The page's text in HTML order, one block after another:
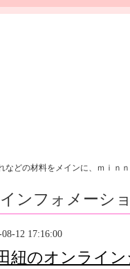
などの材料をメインに、ｍｉｎ
インフォメーシ
08-12 17:16:00
紐のオンライ